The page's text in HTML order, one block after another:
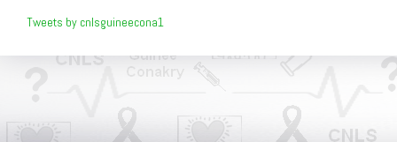
Tweets by cnlsguineecona1